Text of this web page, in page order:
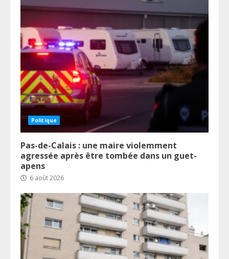
Politique
Pas-de-Calais : une maire violemment
agressée après être tombée dans un guet-
apens
6 août 2026